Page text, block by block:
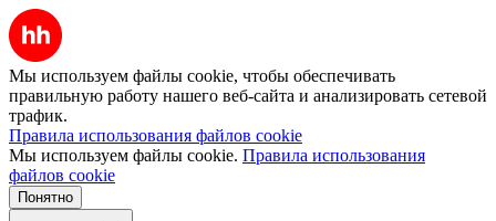
Мы используем файлы cookie, чтобы обеспечивать
правильную работу нашего веб-сайта и анализировать сетевой
трафик.
Правила использования файлов cookie
Мы используем файлы cookie. Правила использования
файлов cookie
Понятно